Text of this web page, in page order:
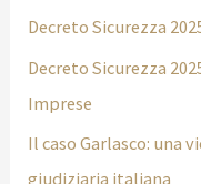
Decreto Sicurezza
Decreto Sicurezza
Imprese
Il caso Garlasco: una
giudiziaria italiana